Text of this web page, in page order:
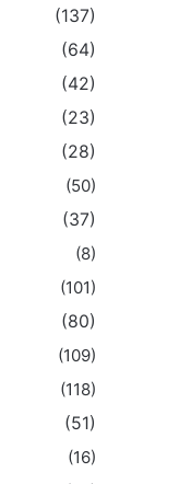
(137)
(64)
(42)
(23)
(28)
(50)
(37)
(8)
(101)
(80)
(109)
(118)
(51)
(16)